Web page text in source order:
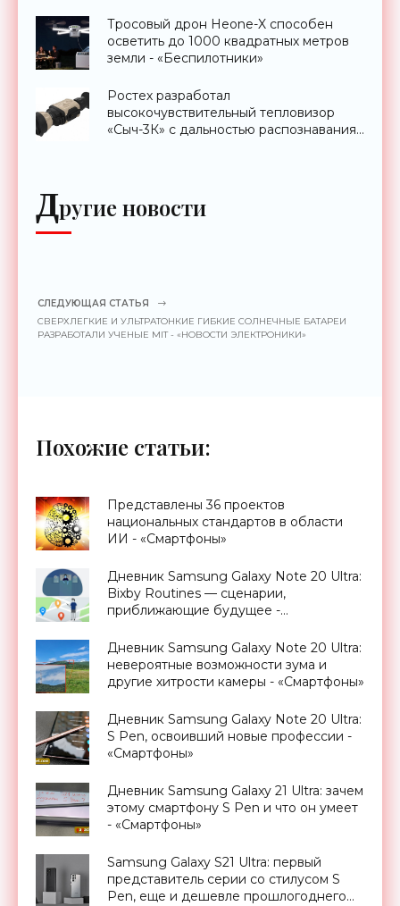
Тросовый дрон Heone-X способен
осветить до 1000 квадратных метров
земли - «Беспилотники»
Ростех разработал
высокочувствительный тепловизор
«Сыч-3К» с дальностью распознавания
Другие новости
СЛЕДУЮЩАЯ СТАТЬЯ
СВЕРХЛЕГКИЕ И УЛЬТРАТОНКИЕ ГИБКИЕ СОЛНЕЧНЫЕ БАТАРЕИ
РАЗРАБОТАЛИ УЧЕНЫЕ MIT - «НОВОСТИ ЭЛЕКТРОНИКИ»
Похожие статьи:
Представлены 36 проектов
национальных стандартов в области
ИИ - «Смартфоны»
Дневник Samsung Galaxy Note 20 Ultra:
Bixby Routines — сценарии,
приближающие будущее -
Дневник Samsung Galaxy Note 20 Ultra:
невероятные возможности зума и
другие хитрости камеры - «Смартфоны»
Дневник Samsung Galaxy Note 20 Ultra:
S Pen, освоивший новые профессии -
«Смартфоны»
Дневник Samsung Galaxy 21 Ultra: зачем
этому смартфону S Pen и что он умеет
- «Смартфоны»
Samsung Galaxy S21 Ultra: первый
представитель серии со стилусом S
Pen, еще и дешевле прошлогоднего